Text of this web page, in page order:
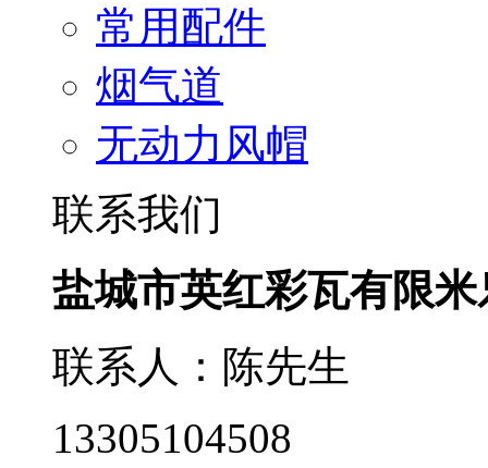
常用配件
烟气道
无动力风帽
联系我们
盐城市英红彩瓦有限
联系人：陈先生
13305104508